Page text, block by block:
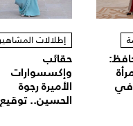
في
إطلالات
حقائب
وإكسسوارات
الأميرة رجوة
الحسين..